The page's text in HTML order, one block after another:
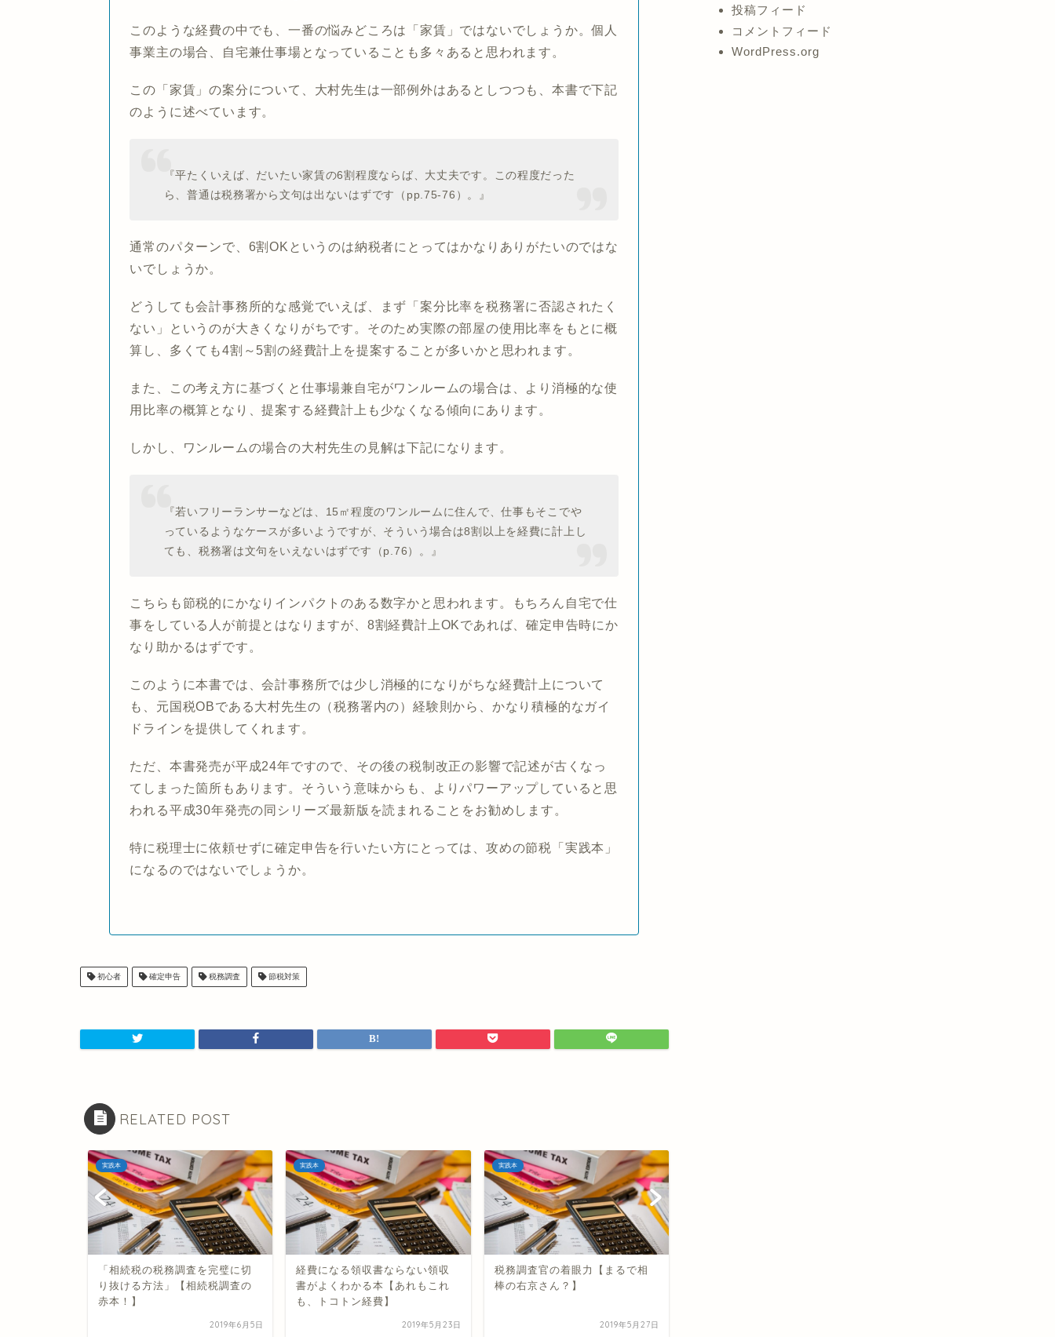
このような経費の中でも、一番の悩みどころは「家賃」ではないでしょうか。個人
事業主の場合、自宅兼仕事場となっていることも多々あると思われます。
この「家賃」の案分について、大村先生は一部例外はあるとしつつも、本書で下記
のように述べています。
『平たくいえば、だいたい家賃の6割程度ならば、大丈夫です。この程度だった
ら、普通は税務署から文句は出ないはずです（pp.75-76）。』
通常のパターンで、6割OKというのは納税者にとってはかなりありがたいのではな
いでしょうか。
どうしても会計事務所的な感覚でいえば、まず「案分比率を税務署に否認されたく
ない」というのが大きくなりがちです。そのため実際の部屋の使用比率をもとに概
算し、多くても4割～5割の経費計上を提案することが多いかと思われます。
また、この考え方に基づくと仕事場兼自宅がワンルームの場合は、より消極的な使
用比率の概算となり、提案する経費計上も少なくなる傾向にあります。
しかし、ワンルームの場合の大村先生の見解は下記になります。
『若いフリーランサーなどは、15㎡程度のワンルームに住んで、仕事もそこでや
っているようなケースが多いようですが、そういう場合は8割以上を経費に計上し
ても、税務署は文句をいえないはずです（p.76）。』
こちらも節税的にかなりインパクトのある数字かと思われます。もちろん自宅で仕
事をしている人が前提とはなりますが、8割経費計上OKであれば、確定申告時にか
なり助かるはずです。
このように本書では、会計事務所では少し消極的になりがちな経費計上について
も、元国税OBである大村先生の（税務署内の）経験則から、かなり積極的なガイ
ドラインを提供してくれます。
ただ、本書発売が平成24年ですので、その後の税制改正の影響で記述が古くなっ
てしまった箇所もあります。そういう意味からも、よりパワーアップしていると思
われる平成30年発売の同シリーズ最新版を読まれることをお勧めします。
特に税理士に依頼せずに確定申告を行いたい方にとっては、攻めの節税「実践本」
になるのではないでしょうか。
初心者 確定申告 税務調査 節税対策
RELATED POST
実践本
「相続税の税務調査を完璧に切
り抜ける方法」【相続税調査の
赤本！】
2019年6月5日
実践本
経費になる領収書ならない領収
書がよくわかる本【あれもこれ
も、トコトン経費】
2019年5月23日
実践本
税務調査官の着眼力【まるで相
棒の右京さん？】
2019年5月27日
投稿フィード
コメントフィード
WordPress.org